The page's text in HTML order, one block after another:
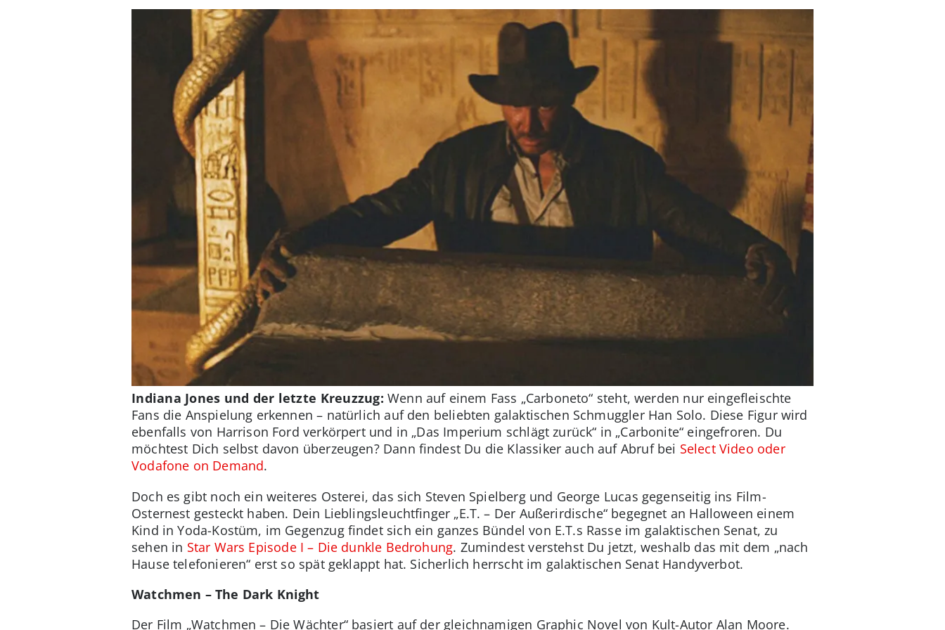
Indiana Jones und der letzte Kreuzzug: Wenn auf einem Fass „Carboneto“ steht, werden nur eingefleischte
Fans die Anspielung erkennen – natürlich auf den beliebten galaktischen Schmuggler Han Solo. Diese Figur wird
ebenfalls von Harrison Ford verkörpert und in „Das Imperium schlägt zurück“ in „Carbonite“ eingefroren. Du
möchtest Dich selbst davon überzeugen? Dann findest Du die Klassiker auch auf Abruf bei Select Video oder
Vodafone on Demand.
Doch es gibt noch ein weiteres Osterei, das sich Steven Spielberg und George Lucas gegenseitig ins Film-
Osternest gesteckt haben. Dein Lieblingsleuchtfinger „E.T. – Der Außerirdische“ begegnet an Halloween einem
Kind in Yoda-Kostüm, im Gegenzug findet sich ein ganzes Bündel von E.T.s Rasse im galaktischen Senat, zu
sehen in Star Wars Episode I – Die dunkle Bedrohung. Zumindest verstehst Du jetzt, weshalb das mit dem „nach
Hause telefonieren“ erst so spät geklappt hat. Sicherlich herrscht im galaktischen Senat Handyverbot.
Watchmen – The Dark Knight
Der Film „Watchmen – Die Wächter“ basiert auf der gleichnamigen Graphic Novel von Kult-Autor Alan Moore.